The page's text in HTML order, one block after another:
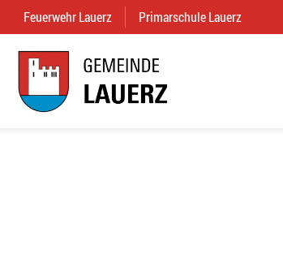
Feuerwehr Lauerz (External Link)
Primarschule Lauerz